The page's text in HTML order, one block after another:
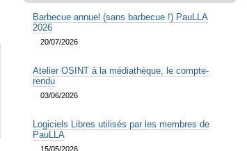
Barbecue annuel (sans barbecue !) PauLLA
2026
20/07/2026
Atelier OSINT à la médiathèque, le compte-
rendu
03/06/2026
Logiciels Libres utilisés par les membres de
PauLLA
15/05/2026